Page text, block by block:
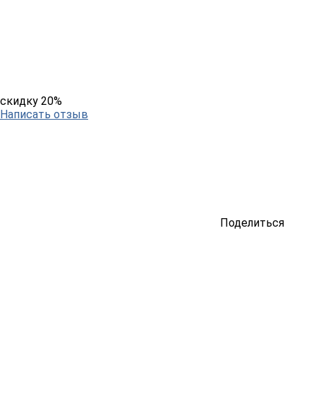
скидку 20%
Написать отзыв
Поделиться